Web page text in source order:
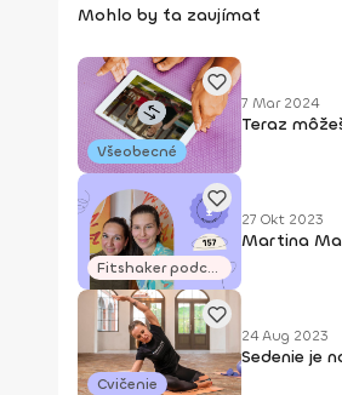
Mohlo by ťa zaujímať
Všeobecné
7 Mar 2024
Teraz
Fitshaker podcasty
27 Okt 2023
Martina
Cvičenie
24 Aug 2023
Sedenie je